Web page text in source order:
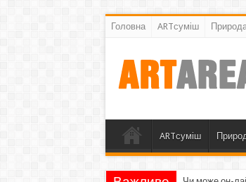
Головна ARTсуміш
ARTсуміш